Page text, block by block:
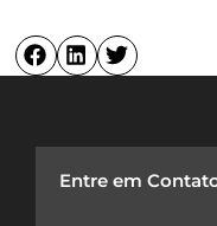
Entre em